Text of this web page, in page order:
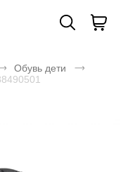
Обувь дети